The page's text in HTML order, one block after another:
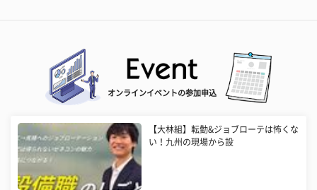
オンラインイベントの参加申込
【大林組】転勤&ジョブローテは怖くな
い！九州の現場から設